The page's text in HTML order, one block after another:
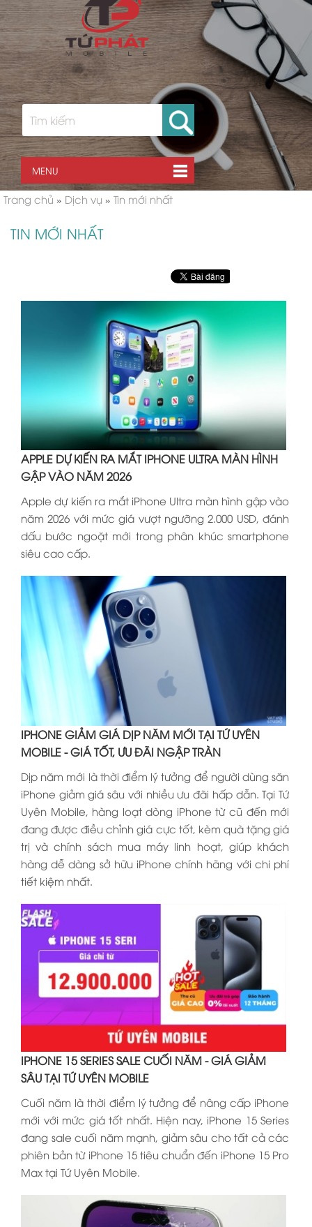
MENU
Trang chủ » Dịch vụ » Tin mới nhất
TIN MỚI NHẤT
APPLE DỰ KIẾN RA MẮT IPHONE ULTRA MÀN HÌNH
GẬP VÀO NĂM 2026
Apple dự kiến ra mắt iPhone Ultra màn hình gập vào
năm 2026 với mức giá vượt ngưỡng 2.000 USD, đánh
dấu bước ngoặt mới trong phân khúc smartphone
siêu cao cấp.
IPHONE GIẢM GIÁ DỊP NĂM MỚI TẠI TỨ UYÊN
MOBILE - GIÁ TỐT, ƯU ĐÃI NGẬP TRÀN
Dịp năm mới là thời điểm lý tưởng để người dùng săn
iPhone giảm giá sâu với nhiều ưu đãi hấp dẫn. Tại Tứ
Uyên Mobile, hàng loạt dòng iPhone từ cũ đến mới
đang được điều chỉnh giá cực tốt, kèm quà tặng giá
trị và chính sách mua máy linh hoạt, giúp khách
hàng dễ dàng sở hữu iPhone chính hãng với chi phí
tiết kiệm nhất.
IPHONE 15 SERIES SALE CUỐI NĂM - GIÁ GIẢM
SÂU TẠI TỨ UYÊN MOBILE
Cuối năm là thời điểm lý tưởng để nâng cấp iPhone
mới với mức giá tốt nhất. Hiện nay, iPhone 15 Series
đang sale cuối năm mạnh, giảm sâu cho tất cả các
phiên bản từ iPhone 15 tiêu chuẩn đến iPhone 15 Pro
Max tại Tứ Uyên Mobile.